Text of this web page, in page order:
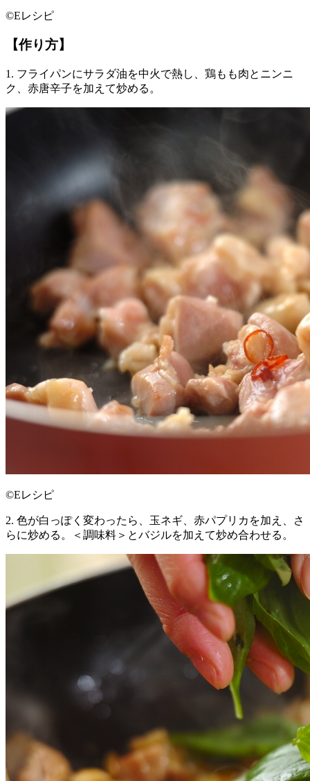
©Eレシピ
【作り方】
1. フライパンにサラダ油を中火で熱し、鶏もも肉とニンニ
ク、赤唐辛子を加えて炒める。
©Eレシピ
2. 色が白っぽく変わったら、玉ネギ、赤パプリカを加え、さ
らに炒める。＜調味料＞とバジルを加えて炒め合わせる。